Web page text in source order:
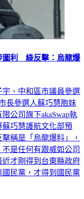
圖利 綠反擊：烏龍爆
、中和區市議員參選
長參選人蘇巧慧胞妹
公司旗下akaSwap執
巧慧護航文化部預
稱是「烏龍爆料」，
是任何有跟威如公司
才剛得到台東縣政府
民黨，才得到國民黨